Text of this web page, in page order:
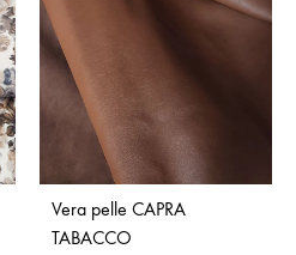
Vera pelle CAPRA
TABACCO